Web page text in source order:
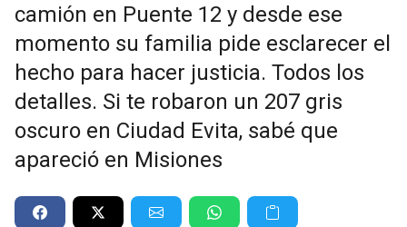
camión en Puente 12 y desde ese
momento su familia pide esclarecer el
hecho para hacer justicia. Todos los
detalles. Si te robaron un 207 gris
oscuro en Ciudad Evita, sabé que
apareció en Misiones